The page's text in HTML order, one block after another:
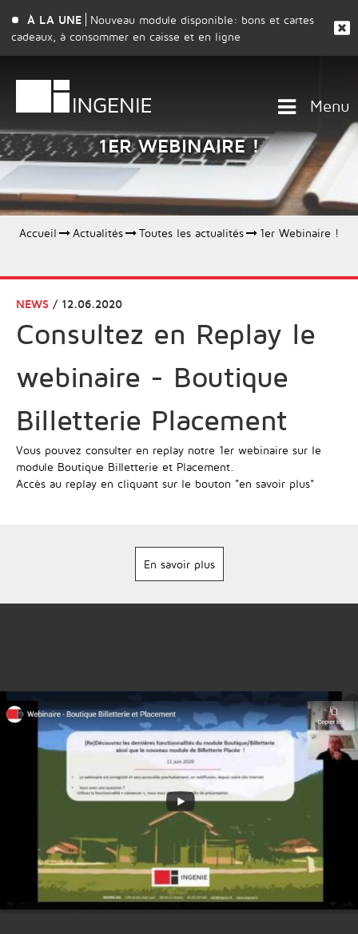
À LA UNE
Nouveau module disponible: bons et cartes
cadeaux, à consommer en caisse et en ligne
Menu
Accueil Actualités Toutes les actualités 1er Webinaire !
1ER WEBINAIRE !
NEWS / 12.06.2020
Consultez en Replay le
webinaire - Boutique
Billetterie Placement
Vous pouvez consulter en replay notre 1er webinaire sur le
module Boutique Billetterie et Placement.
Accès au replay en cliquant sur le bouton "en savoir plus"
En savoir plus